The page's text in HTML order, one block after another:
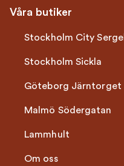
Våra butiker
Stockholm City Sergel
Stockholm Sickla
Göteborg Järntorget
Malmö Södergatan
Lammhult
Om oss